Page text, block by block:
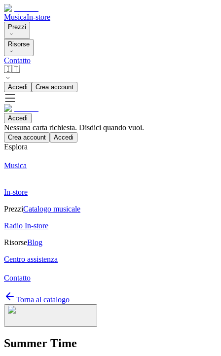
MusicaIn-store
Prezzi
Risorse
Contatto
🇮🇹
Accedi Crea account
Accedi
Nessuna carta richiesta. Disdici quando vuoi.
Crea account Accedi
Esplora
Musica
In-store
PrezziCatalogo musicale
Radio In-store
RisorseBlog
Centro assistenza
Contatto
Torna al catalogo
Summer Time